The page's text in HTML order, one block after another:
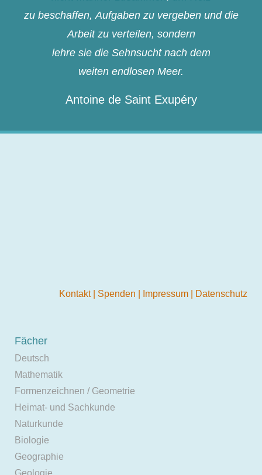
zu beschaffen, Aufgaben zu vergeben und die
Arbeit zu verteilen, sondern
lehre sie die Sehnsucht nach dem
weiten endlosen Meer.
Antoine de Saint Exupéry
Kontakt Spenden Impressum Datenschutz
Fächer
Deutsch
Mathematik
Formenzeichnen / Geometrie
Heimat- und Sachkunde
Naturkunde
Biologie
Geographie
Geologie